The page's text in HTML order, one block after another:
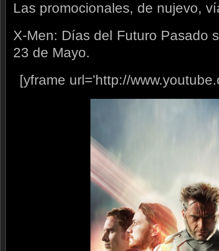
Las promocionales, de nujevo,
X-Men: Días del Futuro Pasado
23 de Mayo.
[yframe url=’http://